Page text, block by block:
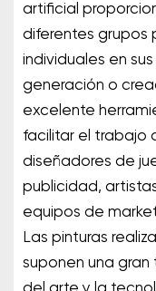
artificial
diferentes grupos
individuales en
generación o
excelente
facilitar el trabajo
diseñadores de
publicidad,
equipos de
Las pinturas
suponen una